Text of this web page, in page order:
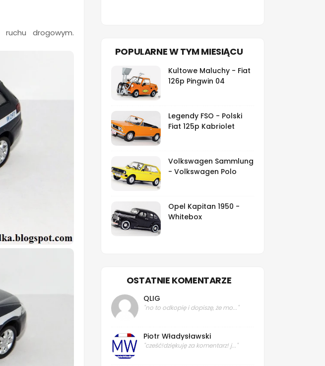
drogowym.
POPULARNE W TYM MIESIĄCU
Kultowe Maluchy - Fiat
126p Pingwin 04
Legendy FSO - Polski
Fiat 125p Kabriolet
Volkswagen Sammlung
- Volkswagen Polo
Opel Kapitan 1950 -
Whitebox
OSTATNIE KOMENTARZE
QLIG
"no to odkopię i dopiszę, że mo..."
Piotr Władysławski
"cześć!dziękuję za komentarz! j..."